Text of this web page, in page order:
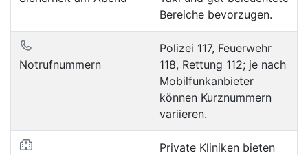
Bereiche bevorzugen.
Notrufnummern
Polizei 117, Feuerwehr
118, Rettung 112; je nach
Mobilfunkanbieter
können Kurznummern
variieren.
Private Kliniken bieten